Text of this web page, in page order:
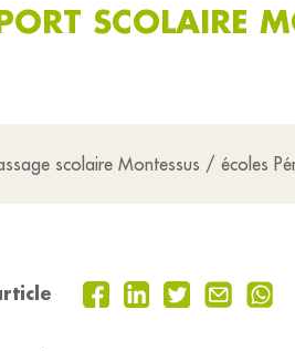
SCOLAIRE
scolaire Montessus / écoles